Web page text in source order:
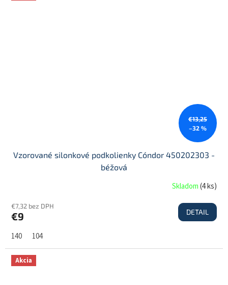
€13,25
–32 %
Vzorované silonkové podkolienky Cóndor 450202303 -
béžová
Skladom(4 ks)
€7,32 bez DPH
€9 DETAIL
140 104
Akcia